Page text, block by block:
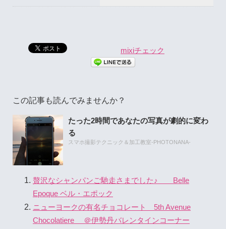
mixiチェック
この記事も読んでみませんか？
たった2時間であなたの写真が劇的に変わ
る
スマホ撮影テクニック＆加工教室-PHOTONANA-
贅沢なシャンパンご馳走さまでした♪ Belle
Epoque ベル・エポック
ニューヨークの有名チョコレート 5th Avenue
Chocolatiere ＠伊勢丹バレンタインコーナー